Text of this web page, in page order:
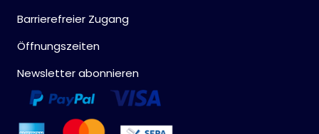
Barrierefreier Zugang
Öffnungszeiten
Newsletter abonnieren